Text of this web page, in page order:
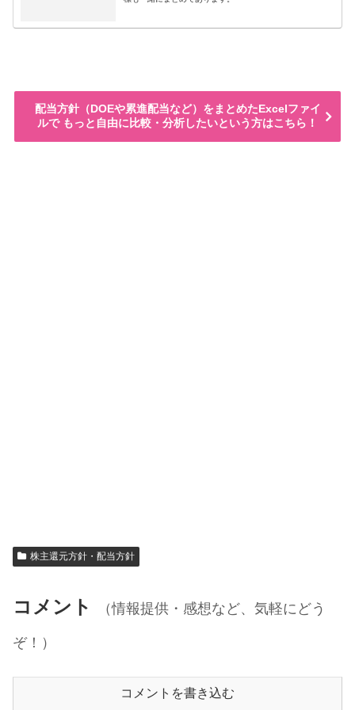
配当方針（DOEや累進配当など）をまとめたExcelファイ
ルで もっと自由に比較・分析したいという方はこちら！
株主還元方針・配当方針
コメント
（情報提供・感想など、気軽にどう
ぞ！）
コメントを書き込む